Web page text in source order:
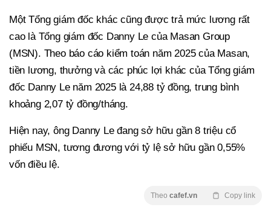
Một Tổng giám đốc khác cũng được trả mức lương rất
cao là Tổng giám đốc Danny Le của Masan Group
(MSN). Theo báo cáo kiểm toán năm 2025 của Masan,
tiền lương, thưởng và các phúc lợi khác của Tổng giám
đốc Danny Le năm 2025 là 24,88 tỷ đồng, trung bình
khoảng 2,07 tỷ đồng/tháng.
Hiện nay, ông Danny Le đang sở hữu gần 8 triệu cổ
phiếu MSN, tương đương với tỷ lệ sở hữu gần 0,55%
vốn điều lệ.
Theo cafef.vn Copy link